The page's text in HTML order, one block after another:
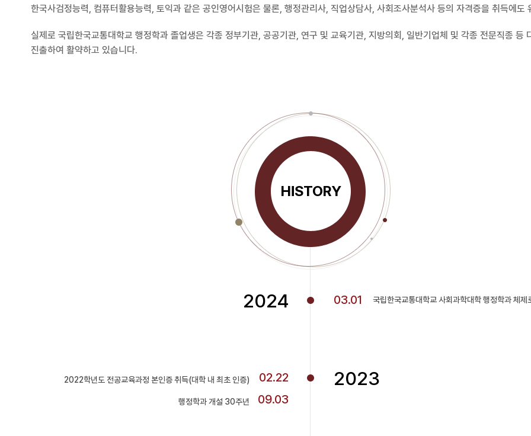
한국사검정능력, 컴퓨터활용능력, 토익과 같은 공인영어시험은 물론, 행정관리사, 직업상담사, 사회조사분석사 등의 자격증을 취득에도
실제로 국립한국교통대학교 행정학과 졸업생은 각종 정부기관, 공공기관, 연구 및 교육기관, 지방의회, 일반기업체 및 각종 전문직종 등
진출하여 활약하고 있습니다.
HISTORY
2024 03.01 국립한국교통대학교 사회과학대학 행정학과 체제
2023
02.22
2022학년도 전공교육과정 본인증 취득(대학 내 최초 인증)
09.03
행정학과 개설 30주년